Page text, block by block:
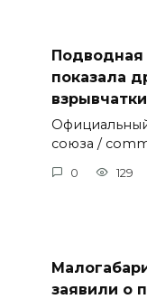
Подводная
показала
взрывчатки
союза /
0 129
заявили о